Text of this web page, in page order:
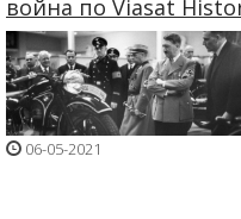
война по Viasat
06-05-2021